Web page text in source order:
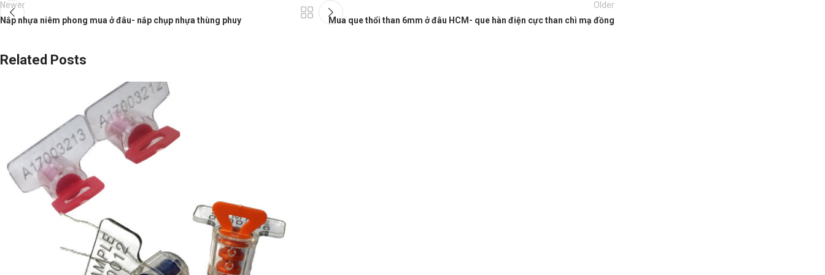
Newer
Nắp nhựa niêm phong mua ở đâu- nắp chụp nhựa thùng phuy
Older
Mua que thổi than 6mm ở đâu HCM- que hàn điện cực than chì mạ đồng
Related Posts